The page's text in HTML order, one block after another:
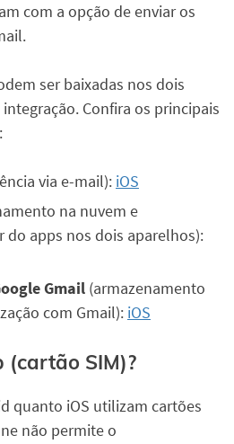
com a opção de enviar os
ser baixadas nos dois
Confira os principais
via e-mail): iOS
na nuvem e
do apps nos dois aparelhos):
Gmail (armazenamento
com Gmail): iOS
(cartão SIM)?
quanto iOS utilizam cartões
não permite o